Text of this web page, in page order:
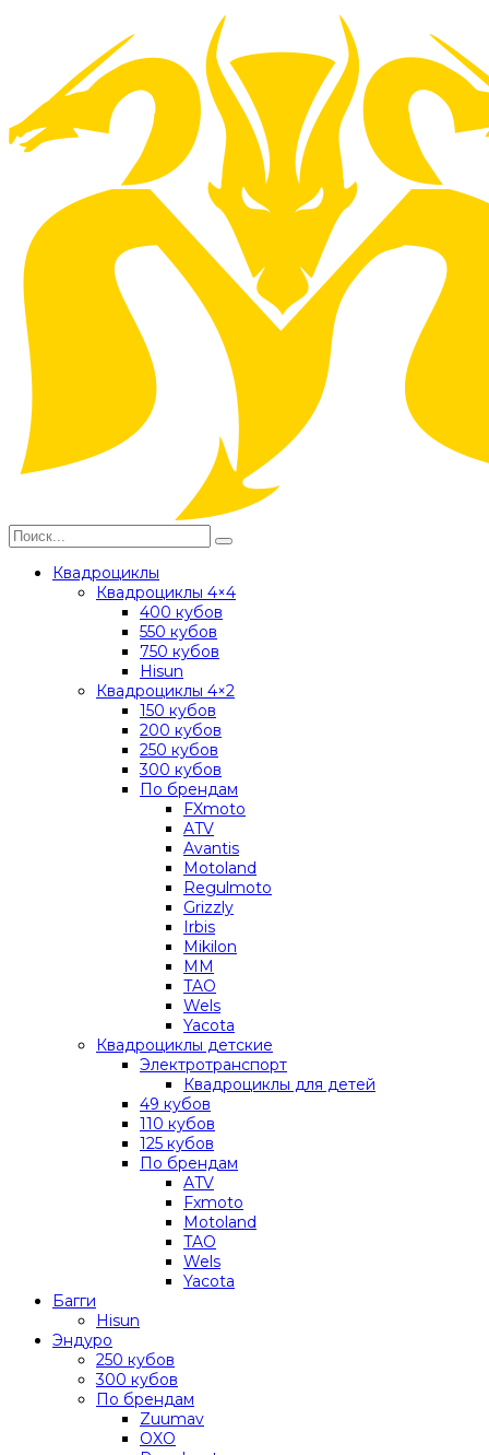
Квадроциклы
Квадроциклы 4×4
400 кубов
550 кубов
750 кубов
Hisun
Квадроциклы 4×2
150 кубов
200 кубов
250 кубов
300 кубов
По брендам
FXmoto
ATV
Avantis
Motoland
Regulmoto
Grizzly
Irbis
Mikilon
MM
TAO
Wels
Yacota
Квадроциклы детские
Электротранспорт
Квадроциклы для детей
49 кубов
110 кубов
125 кубов
По брендам
ATV
Fxmoto
Motoland
TAO
Wels
Yacota
Багги
Hisun
Эндуро
250 кубов
300 кубов
По брендам
Zuumav
OXO